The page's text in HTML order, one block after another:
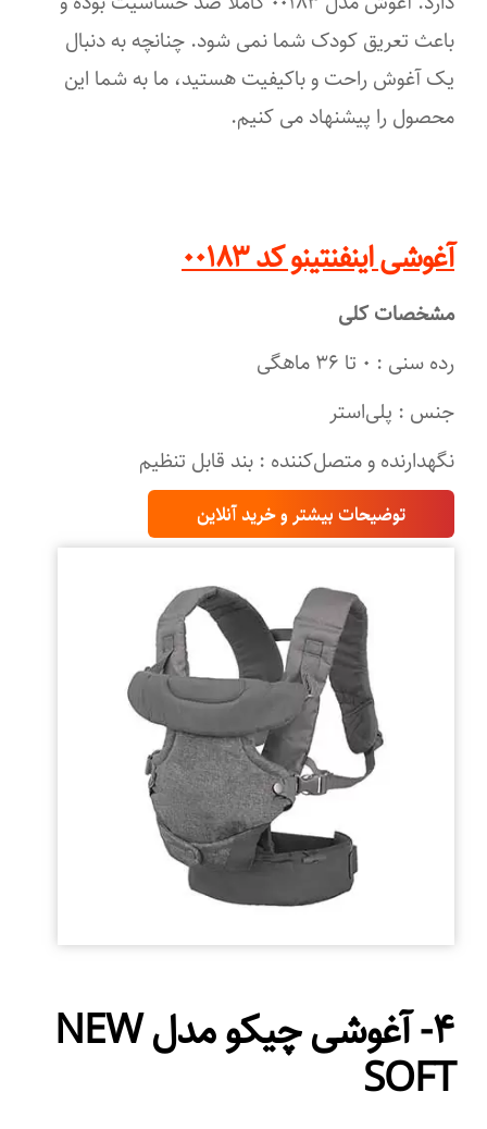
باعث تعریق کودک شما نمی شود. چنانچه به ‌دنبال
یک آغوش راحت و باکیفیت هستید، ما به شما این
محصول را پیشنهاد می کنیم.
آغوشی اینفنتینو کد ۰۰۱۸۳
مشخصات کلی
رده سنی : ۰ تا ۳۶ ماهگی
جنس : پلی‌استر
نگهدارنده و متصل‌کننده : بند قابل تنظیم
توضیحات بیشتر و خرید آنلاین
۴- آغوشی چیکو مدل NEW
SOFT